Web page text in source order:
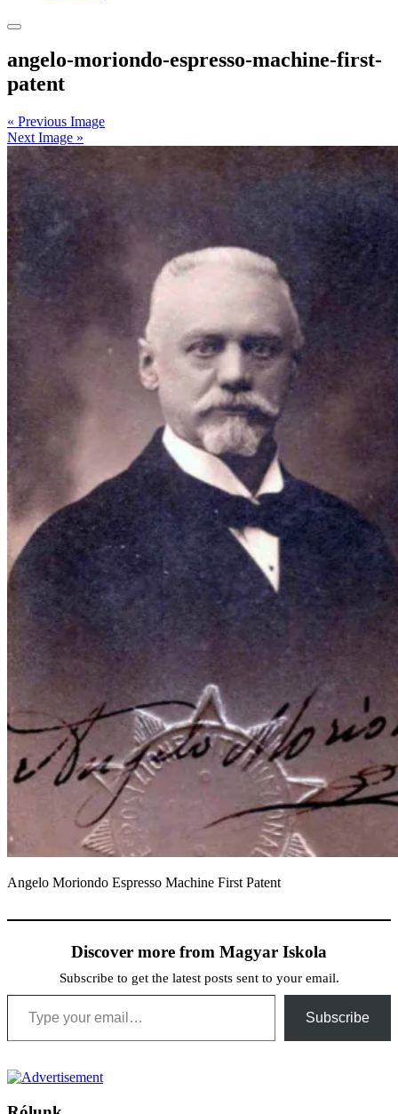
angelo-moriondo-espresso-machine-first-
patent
« Previous Image
Next Image »
Angelo Moriondo Espresso Machine First Patent
Discover more from Magyar Iskola
Subscribe to get the latest posts sent to your email.
Type your email…
Subscribe